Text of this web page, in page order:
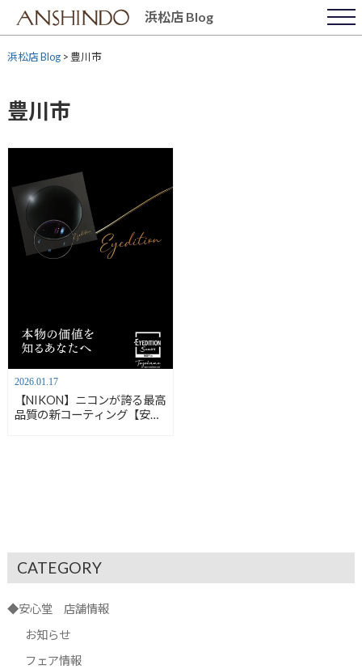
content
浜松店 Blog
浜松店 Blog> 豊川市
豊川市
2026.01.17
【NIKON】ニコンが誇る最高
品質の新コーティング【安心
CATEGORY
◆安心堂 店舗情報
お知らせ
フェア情報